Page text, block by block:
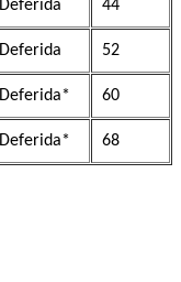
Deferida 44
Deferida 52
Deferida* 60
Deferida* 68